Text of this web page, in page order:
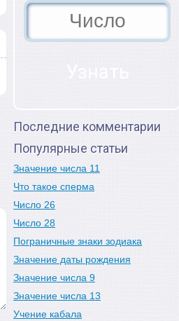
Последние комментарии
Популярные статьи
Значение числа 11
Что такое сперма
Число 26
Число 28
Пограничные знаки зодиака
Значение даты рождения
Значение числа 9
Значение числа 13
Учение кабала